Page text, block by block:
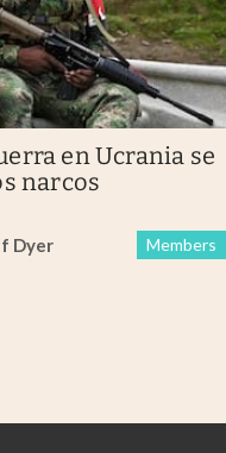
en Ucrania se
narcos
Dyer Members